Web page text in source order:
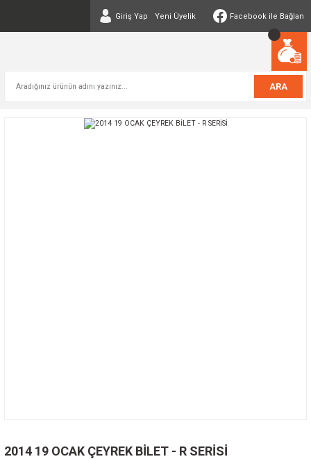
Giriş Yap Yeni Üyelik Facebook ile Bağlan
ARA
2014 19 OCAK ÇEYREK BİLET - R SERİSİ